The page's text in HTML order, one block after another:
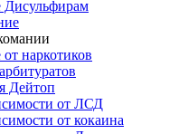
Дисульфирам
наркотиков
Дейтоп
от ЛСД
от кокаина